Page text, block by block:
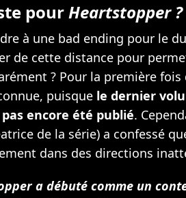
pourHeartstopper ?
à une bad ending pour le
de cette distance pour
? Pour la première fois
puisque le dernier
encore été publié.
de la série) a confessé
dans des directions
a débuté comme un